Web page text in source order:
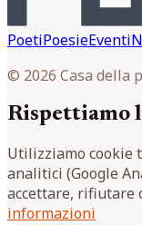
PoetiPoesieEventi
© 2026 Casa della
Rispettiamo
Utilizziamo cookie
analitici (Google
accettare, rifiutare
informazioni